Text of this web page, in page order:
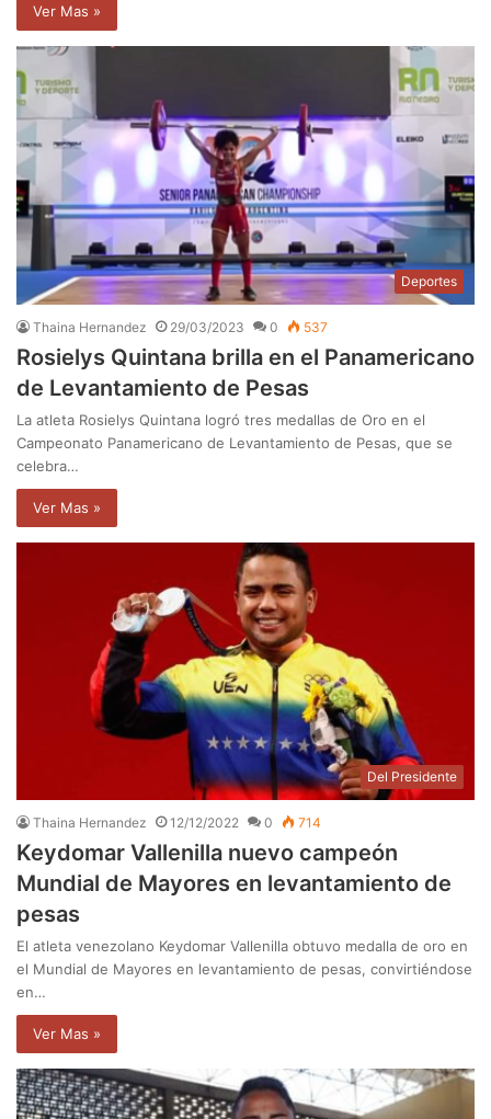
Ver Mas »
Deportes
Thaina Hernandez 29/03/2023 0 537
Rosielys Quintana brilla en el Panamericano
de Levantamiento de Pesas
La atleta Rosielys Quintana logró tres medallas de Oro en el
Campeonato Panamericano de Levantamiento de Pesas, que se
celebra…
Ver Mas »
Del Presidente
Thaina Hernandez 12/12/2022 0 714
Keydomar Vallenilla nuevo campeón
Mundial de Mayores en levantamiento de
pesas
El atleta venezolano Keydomar Vallenilla obtuvo medalla de oro en
el Mundial de Mayores en levantamiento de pesas, convirtiéndose
en…
Ver Mas »